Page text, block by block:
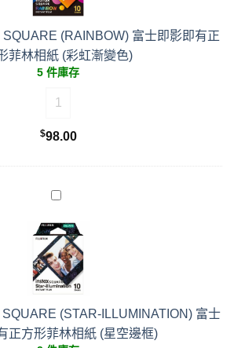
(RAINBOW) 富士即影即有正
菲林相紙 (彩虹漸變色)
5 件庫存
FUJIFILM INSTAX SQUARE
$98.00
(STAR-ILLUMINATION) 富士
正方形菲林相紙 (星空邊框)